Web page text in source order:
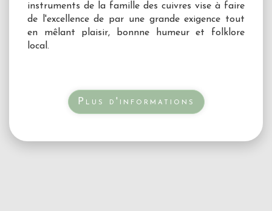
instruments de la famille des cuivres vise à faire
de l'excellence de par une grande exigence tout
en mêlant plaisir, bonnne humeur et folklore
local.
Plus d'informations